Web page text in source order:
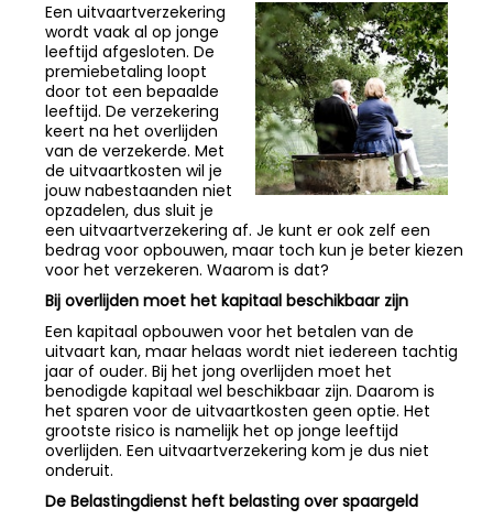
Een uitvaartverzekering
wordt vaak al op jonge
leeftijd afgesloten. De
premiebetaling loopt
door tot een bepaalde
leeftijd. De verzekering
keert na het overlijden
van de verzekerde. Met
de uitvaartkosten wil je
jouw nabestaanden niet
opzadelen, dus sluit je
een uitvaartverzekering af. Je kunt er ook zelf een
bedrag voor opbouwen, maar toch kun je beter kiezen
voor het verzekeren. Waarom is dat?
Bij overlijden moet het kapitaal beschikbaar zijn
Een kapitaal opbouwen voor het betalen van de
uitvaart kan, maar helaas wordt niet iedereen tachtig
jaar of ouder. Bij het jong overlijden moet het
benodigde kapitaal wel beschikbaar zijn. Daarom is
het sparen voor de uitvaartkosten geen optie. Het
grootste risico is namelijk het op jonge leeftijd
overlijden. Een uitvaartverzekering kom je dus niet
onderuit.
De Belastingdienst heft belasting over spaargeld